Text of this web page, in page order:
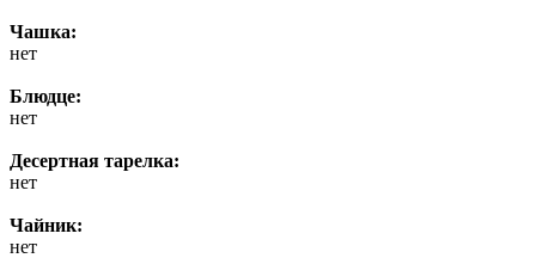
Чашка:
нет
Блюдце:
нет
Десертная тарелка:
нет
Чайник:
нет